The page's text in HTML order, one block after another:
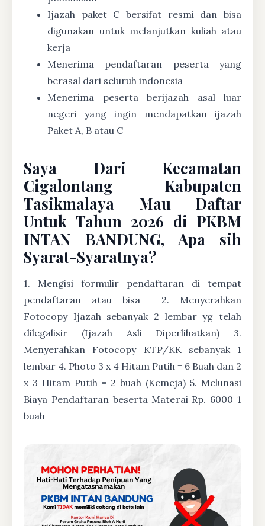
Ijazah paket C bersifat resmi dan bisa
digunakan untuk melanjutkan kuliah atau
kerja
Menerima pendaftaran peserta yang
berasal dari seluruh indonesia
Menerima peserta berijazah asal luar
negeri yang ingin mendapatkan ijazah
Paket A, B atau C
Saya Dari Kecamatan
Cigalontang Kabupaten
Tasikmalaya Mau Daftar
Untuk Tahun 2026 di PKBM
INTAN BANDUNG, Apa sih
Syarat-Syaratnya?
1. Mengisi formulir pendaftaran di tempat
pendaftaran atau bisa
2. Menyerahkan
Fotocopy Ijazah sebanyak 2 lembar yg telah
dilegalisir (Ijazah Asli Diperlihatkan) 3.
Menyerahkan Fotocopy KTP/KK sebanyak 1
lembar 4. Photo 3 x 4 Hitam Putih = 6 Buah dan 2
x 3 Hitam Putih = 2 buah (Kemeja) 5. Melunasi
Biaya Pendaftaran beserta Materai Rp. 6000 1
buah